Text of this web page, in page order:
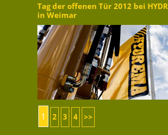
Tag der offenen Tür 2012 bei
in Weimar
1 2 3 4 >>